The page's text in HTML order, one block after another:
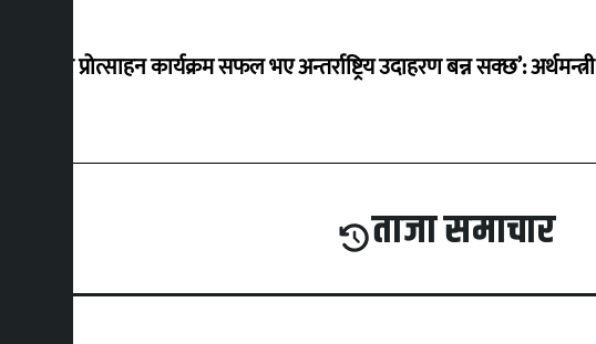
‘करदाता प्रोत्साहन कार्यक्रम सफल भए अन्तर्राष्ट्रिय उदाहरण बन्न सक्छ’: अर्थमन्त्री
ताजा समाचार